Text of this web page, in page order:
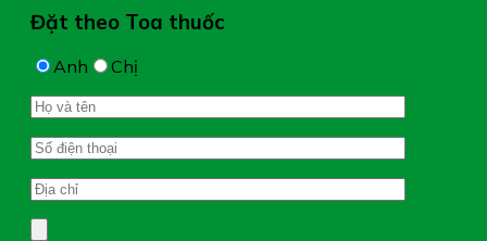
Đặt theo Toa thuốc
Anh Chị